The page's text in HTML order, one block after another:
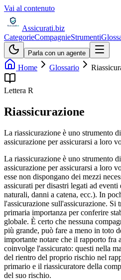
Vai al contenuto
Assicurati.biz
CategorieCompagnieStrumenti
Parla con un agente
Home Glossario
Lettera R
Riassicurazione
La riassicurazione è uno strumento
assicurazione per assicurarsi a loro
La riassicurazione è uno strumento
assicurazione per assicurarsi a loro
esse non dispongano dei mezzi
assicurati per disastri legati ad
naturali, danni a catena, ecc.). In
l'assicurazione sull'assicurazione. Si
primaria importanza per conferire
globale. È certo che nessuna
più grande, può fare a meno in toto
importante notare che il rapporto fra
coinvolge l'assicurato: questi nella
del rientro del proprio rischio nel
primario e il riassicuratore della
del suo rischio.